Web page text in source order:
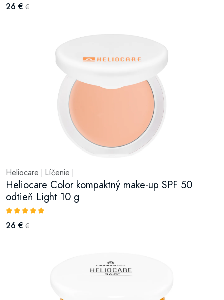
26 € €
Heliocare Líčenie
Heliocare Color kompaktný make-up SPF 50
odtieň Light 10 g
26 € €